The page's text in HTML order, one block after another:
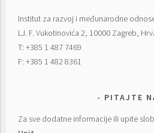
Institut za razvoj i međunarodne
LJ. F. Vukotinovića 2, 10000 Zagreb,
T: +385 1 487 7469
F: +385 1 482 8361
PITAJTE
Za sve dodatne informacije ili upite